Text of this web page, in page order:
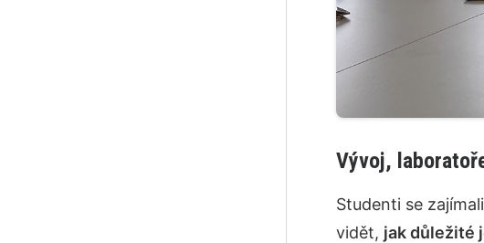
Vývoj,
Studenti se
vidět, jak důležité